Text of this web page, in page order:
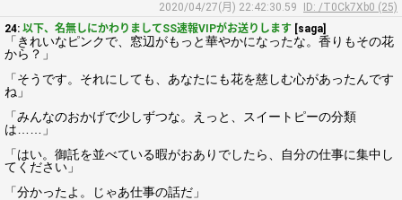
2020/04/27(月) 22:42:30.59
ID: /T0Ck7Xb0 (25)
24: 以下、名無しにかわりましてSS速報VIPがお送りします [saga]
「きれいなピンクで、窓辺がもっと華やかになったな。香りもその花
から？」
「そうです。それにしても、あなたにも花を慈しむ心があったんです
ね」
「みんなのおかげで少しずつな。えっと、スイートピーの分類
は……」
「はい。御託を並べている暇がおありでしたら、自分の仕事に集中し
てください」
「分かったよ。じゃあ仕事の話だ」